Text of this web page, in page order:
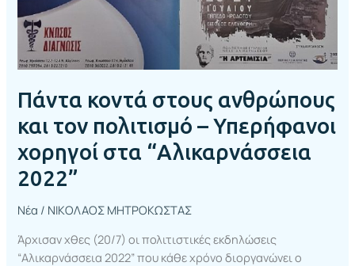
Πάντα κοντά στους ανθρώπους
και τον πολιτισμό – Υπερήφανοι
χορηγοί στα “Αλικαρνάσσεια
2022”
Νέα / ΝΙΚΟΛΑΟΣ ΜΗΤΡΟΚΩΣΤΑΣ
Άρχισαν χθες (20/7) οι πολιτιστικές εκδηλώσεις
“Αλικαρνάσσεια 2022” που κάθε χρόνο διοργανώνει ο
Υπερήφανοι
χορηγοί
στα
“Αλικαρνάσσεια